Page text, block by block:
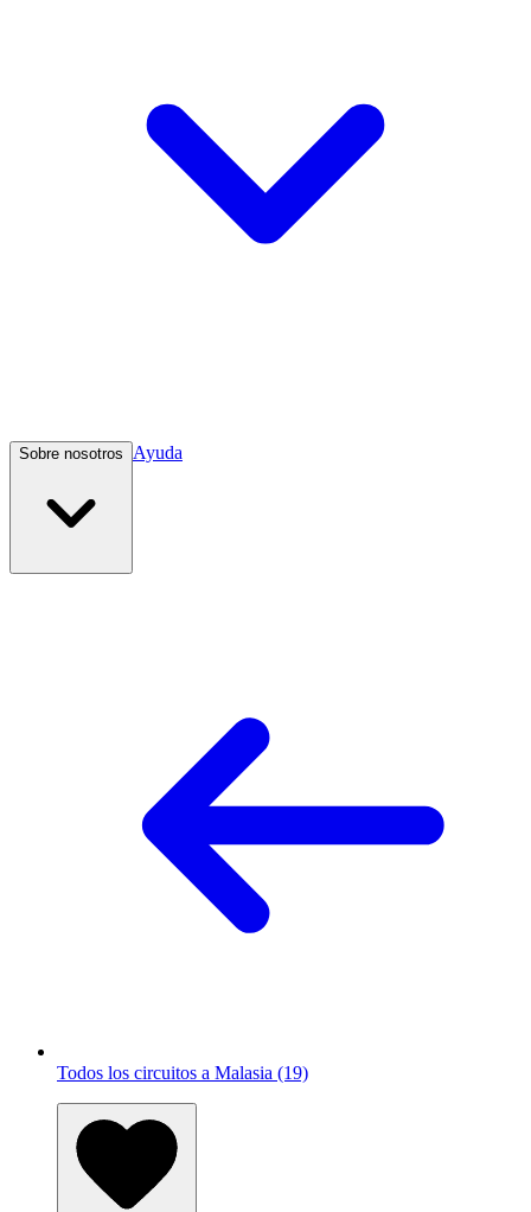
Sobre nosotros Ayuda
Todos los circuitos a Malasia (19)